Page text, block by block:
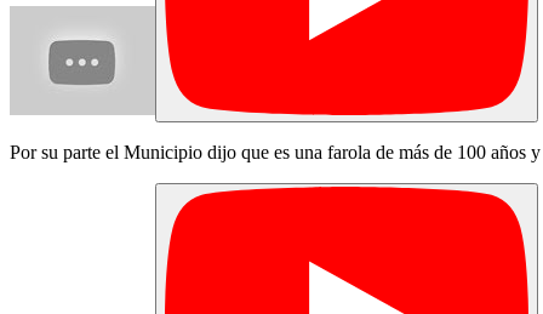
Por su parte el Municipio dijo que es una farola de más de 100 años